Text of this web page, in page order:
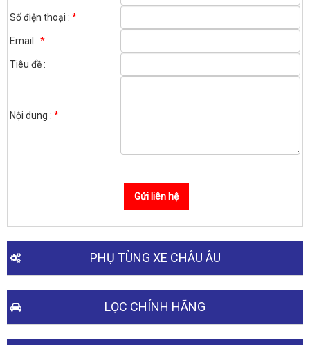
Số điện thoại : *
Email : *
Tiêu đề :
Nội dung : *
PHỤ TÙNG XE CHÂU ÂU
LỌC CHÍNH HÃNG